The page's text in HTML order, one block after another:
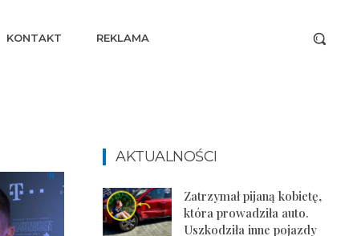
KONTAKT REKLAMA
AKTUALNOŚCI
Zatrzymał pijaną kobietę,
która prowadziła auto.
Uszkodziła inne pojazdy